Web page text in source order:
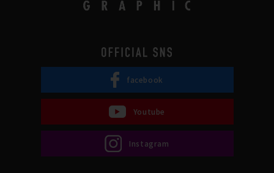
facebook
Youtube
Instagram